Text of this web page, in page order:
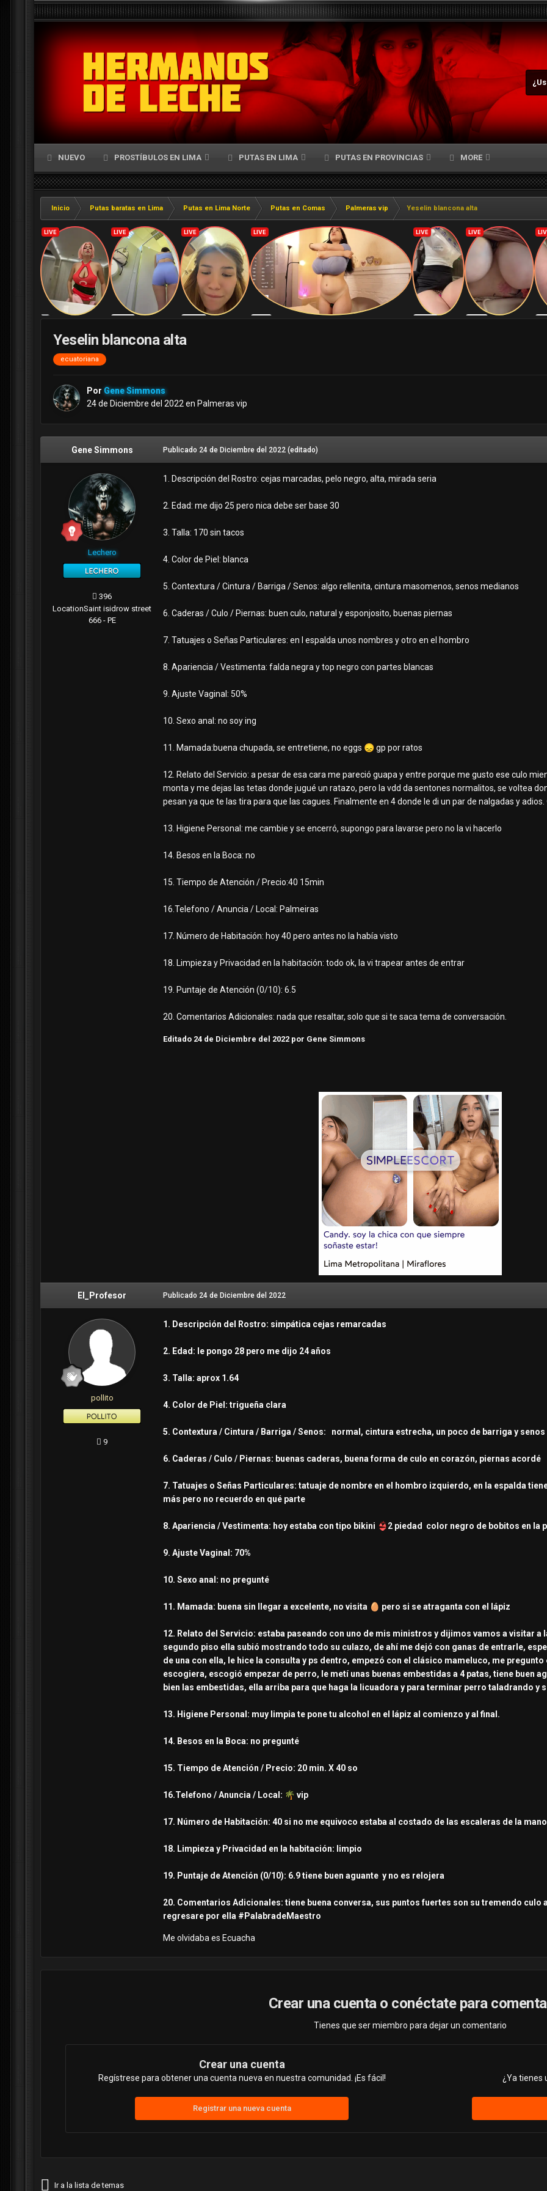
NUEVO PROSTÍBULOS EN LIMA PUTAS EN LIMA PUTAS EN PROVINCIAS MORE
Inicio Putas baratas en Lima Putas en Lima Norte Putas en Comas Palmeras vip Yeselin blancona alta
Yeselin blancona alta
ecuatoriana
Por Gene Simmons
24 de Diciembre del 2022en Palmeras vip
Gene Simmons
Lechero
396
LocationSaint isidrow street
666 - PE
Publicado 24 de Diciembre del 2022 (editado)
1. Descripción del Rostro: cejas marcadas, pelo negro, alta, mirada seria
2. Edad: me dijo 25 pero nica debe ser base 30
3. Talla: 170 sin tacos
4. Color de Piel: blanca
5. Contextura / Cintura / Barriga / Senos: algo rellenita, cintura masomenos, senos medianos
6. Caderas / Culo / Piernas: buen culo, natural y esponjosito, buenas piernas
7. Tatuajes o Señas Particulares: en l espalda unos nombres y otro en el hombro
8. Apariencia / Vestimenta: falda negra y top negro con partes blancas
9. Ajuste Vaginal: 50%
10. Sexo anal: no soy ing
11. Mamada:buena chupada, se entretiene, no eggs 😞gp por ratos
12. Relato del Servicio: a pesar de esa cara me pareció guapa y entre porque me gusto ese culo
monta y me dejas las tetas donde jugué un ratazo, pero la vdd da sentones normalitos, se voltea
pesan ya que te las tira para que las cagues. Finalmente en 4 donde le di un par de nalgadas y
13. Higiene Personal: me cambie y se encerró, supongo para lavarse pero no la vi hacerlo
14. Besos en la Boca: no
15. Tiempo de Atención / Precio:40 15min
16.Telefono / Anuncia / Local: Palmeiras
17. Número de Habitación: hoy 40 pero antes no la había visto
18. Limpieza y Privacidad en la habitación: todo ok, la vi trapear antes de entrar
19. Puntaje de Atención (0/10): 6.5
20. Comentarios Adicionales: nada que resaltar, solo que si te saca tema de conversación.
Editado 24 de Diciembre del 2022 por Gene Simmons
El_Profesor
pollito
9
Publicado 24 de Diciembre del 2022
1. Descripción del Rostro: simpática cejas remarcadas
2. Edad: le pongo 28 pero me dijo 24 años
3. Talla: aprox 1.64
4. Color de Piel: trigueña clara
5. Contextura / Cintura / Barriga / Senos: normal, cintura estrecha, un poco de barriga y
6. Caderas / Culo / Piernas: buenas caderas, buena forma de culo en corazón, piernas acordé
7. Tatuajes o Señas Particulares: tatuaje de nombre en el hombro izquierdo, en la espalda
más pero no recuerdo en qué parte
8. Apariencia / Vestimenta: hoy estaba con tipo bikini 👙2 piedad color negro de bobitos en la
9. Ajuste Vaginal: 70%
10. Sexo anal: no pregunté
11. Mamada: buena sin llegar a excelente, no visita 🥚 pero si se atraganta con el lápiz
12. Relato del Servicio: estaba paseando con uno de mis ministros y dijimos vamos a visitar
segundo piso ella subió mostrando todo su culazo, de ahí me dejó con ganas de entrarle,
de una con ella, le hice la consulta y ps dentro, empezó con el clásico mameluco, me
escogiera, escogió empezar de perro, le metí unas buenas embestidas a 4 patas, tiene buen
bien las embestidas, ella arriba para que haga la licuadora y para terminar perro taladrando y
13. Higiene Personal: muy limpia te pone tu alcohol en el lápiz al comienzo y al final.
14. Besos en la Boca: no pregunté
15. Tiempo de Atención / Precio: 20 min. X 40 so
16.Telefono / Anuncia / Local: 🌴 vip
17. Número de Habitación: 40 si no me equivoco estaba al costado de las escaleras de la
18. Limpieza y Privacidad en la habitación: limpio
19. Puntaje de Atención (0/10): 6.9 tiene buen aguante y no es relojera
20. Comentarios Adicionales: tiene buena conversa, sus puntos fuertes son su tremendo
regresare por ella #PalabradeMaestro
Me olvidaba es Ecuacha
Crear una cuenta o conéctate para
Tienes que ser miembro para dejar un comentario
Crear una cuenta
Regístrese para obtener una cuenta nueva en nuestra comunidad. ¡Es fácil!
Registrar una nueva cuenta
¿Ya tienes
Ir a la lista de temas